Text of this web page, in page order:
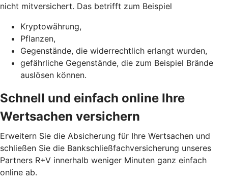
nicht mitversichert. Das betrifft zum Beispiel
Kryptowährung,
Pflanzen,
Gegenstände, die widerrechtlich erlangt wurden,
gefährliche Gegenstände, die zum Beispiel Brände
auslösen können.
Schnell und einfach online Ihre
Wertsachen versichern
Erweitern Sie die Absicherung für Ihre Wertsachen und
schließen Sie die Bankschließfachversicherung unseres
Partners R+V innerhalb weniger Minuten ganz einfach
online ab.